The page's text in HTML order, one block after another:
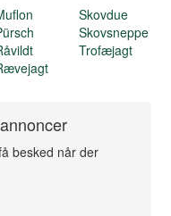
Skovdue
Skovsneppe
Trofæjagt
besked når der